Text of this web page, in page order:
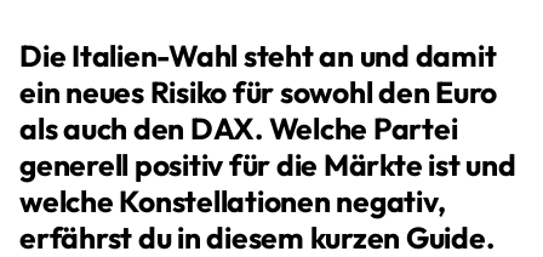
Die Italien-Wahl steht an und damit
ein neues Risiko für sowohl den Euro
als auch den DAX. Welche Partei
generell positiv für die Märkte ist und
welche Konstellationen negativ,
erfährst du in diesem kurzen Guide.